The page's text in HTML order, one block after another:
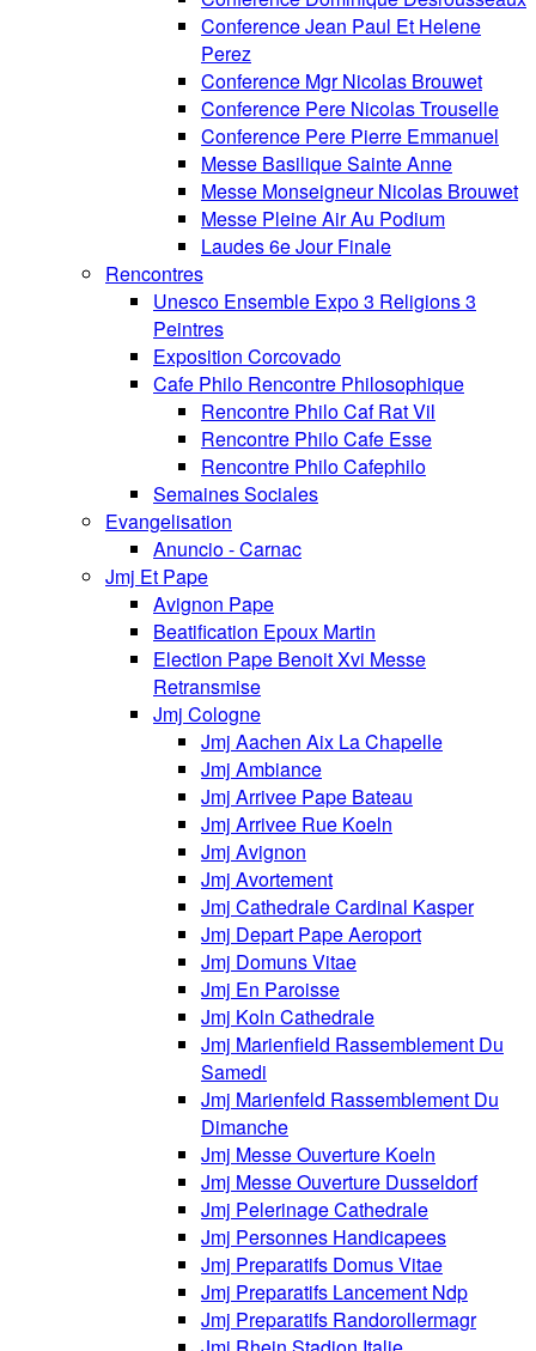
Conference Jean Paul Et Helene
Perez
Conference Mgr Nicolas Brouwet
Conference Pere Nicolas Trouselle
Conference Pere Pierre Emmanuel
Messe Basilique Sainte Anne
Messe Monseigneur Nicolas Brouwet
Messe Pleine Air Au Podium
Laudes 6e Jour Finale
Rencontres
Unesco Ensemble Expo 3 Religions 3
Peintres
Exposition Corcovado
Cafe Philo Rencontre Philosophique
Rencontre Philo Caf Rat Vil
Rencontre Philo Cafe Esse
Rencontre Philo Cafephilo
Semaines Sociales
Evangelisation
Anuncio - Carnac
Jmj Et Pape
Avignon Pape
Beatification Epoux Martin
Election Pape Benoit Xvi Messe
Retransmise
Jmj Cologne
Jmj Aachen Aix La Chapelle
Jmj Ambiance
Jmj Arrivee Pape Bateau
Jmj Arrivee Rue Koeln
Jmj Avignon
Jmj Avortement
Jmj Cathedrale Cardinal Kasper
Jmj Depart Pape Aeroport
Jmj Domuns Vitae
Jmj En Paroisse
Jmj Koln Cathedrale
Jmj Marienfield Rassemblement Du
Samedi
Jmj Marienfeld Rassemblement Du
Dimanche
Jmj Messe Ouverture Koeln
Jmj Messe Ouverture Dusseldorf
Jmj Pelerinage Cathedrale
Jmj Personnes Handicapees
Jmj Preparatifs Domus Vitae
Jmj Preparatifs Lancement Ndp
Jmj Preparatifs Randorollermagr